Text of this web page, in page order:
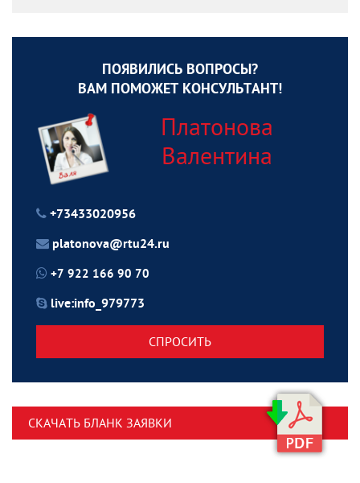
ПОЯВИЛИСЬ ВОПРОСЫ?
ВАМ ПОМОЖЕТ КОНСУЛЬТАНТ!
Платонова
Валентина
+73433020956
platonova@rtu24.ru
+7 922 166 90 70
live:info_979773
СПРОСИТЬ
СКАЧАТЬ БЛАНК ЗАЯВКИ